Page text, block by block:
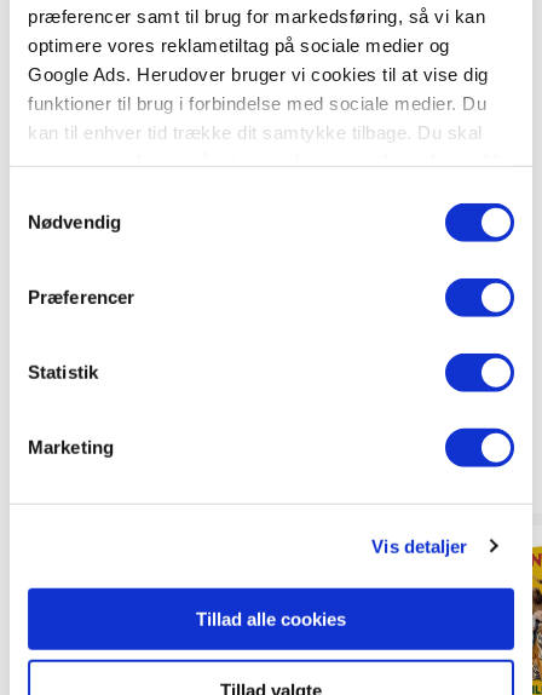
præferencer samt til brug for markedsføring, så vi kan
optimere vores reklametiltag på sociale medier og
Google Ads. Herudover bruger vi cookies til at vise dig
funktioner til brug i forbindelse med sociale medier. Du
kan til enhver tid trække dit samtykke tilbage. Du skal
tilbagetrækker et samtykke.
Nødvendig
Præferencer
Statistik
Marketing
Vis detaljer
Tillad alle cookies
Tillad valgte
Papbog
Karla Kat: Læge
89,95 KR.
Andre har også købt